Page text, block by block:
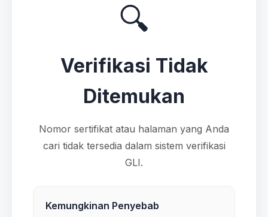
🔍
Verifikasi Tidak
Ditemukan
Nomor sertifikat atau halaman yang Anda
cari tidak tersedia dalam sistem verifikasi
GLI.
Kemungkinan Penyebab